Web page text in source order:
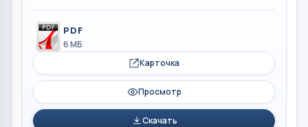
PDF
6 МБ
Карточка
Просмотр
Скачать